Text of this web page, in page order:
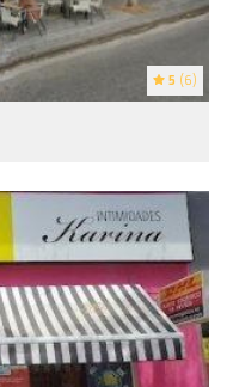
5 (6)